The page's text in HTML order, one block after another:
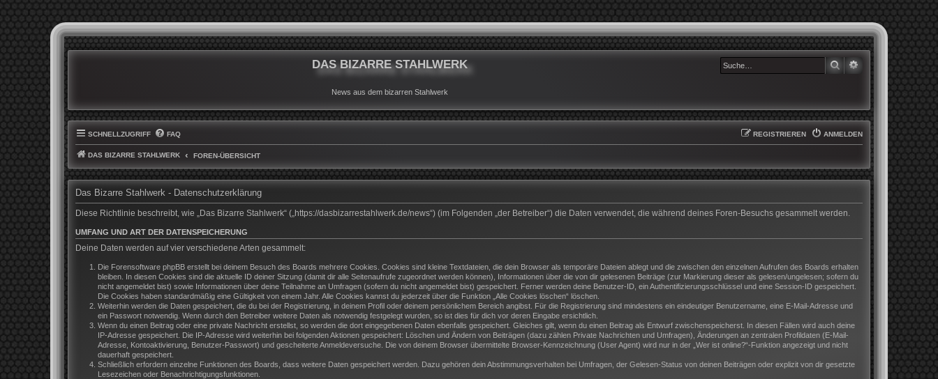
DAS BIZARRE STAHLWERK
News aus dem bizarren Stahlwerk
SUCHE
SCHNELLZUGRIFF FAQ ANMELDEN
REGISTRIEREN
DAS BIZARRE STAHLWERK FOREN-ÜBERSICHT
Das Bizarre Stahlwerk - Datenschutzerklärung
Diese Richtlinie beschreibt, wie „Das Bizarre Stahlwerk“ („https://dasbizarrestahlwerk.de/news“) (im Folgenden „der Betreiber“) die Daten verwendet, die während deines Foren-Besuchs gesammelt werden.
UMFANG UND ART DER DATENSPEICHERUNG
Deine Daten werden auf vier verschiedene Arten gesammelt:
Die Forensoftware phpBB erstellt bei deinem Besuch des Boards mehrere Cookies. Cookies sind kleine Textdateien, die dein Browser als temporäre Dateien ablegt und die zwischen den einzelnen Aufrufen des Boards erhalten
bleiben. In diesen Cookies sind die aktuelle ID deiner Sitzung (damit dir alle Seitenaufrufe zugeordnet werden können), Informationen über die von dir gelesenen Beiträge (zur Markierung dieser als gelesen/ungelesen; sofern du
nicht angemeldet bist) sowie Informationen über deine Teilnahme an Umfragen (sofern du nicht angemeldet bist) gespeichert. Ferner werden deine Benutzer-ID, ein Authentifizierungsschlüssel und eine Session-ID gespeichert.
Die Cookies haben standardmäßig eine Gültigkeit von einem Jahr. Alle Cookies kannst du jederzeit über die Funktion „Alle Cookies löschen“ löschen.
Weiterhin werden die Daten gespeichert, die du bei der Registrierung, in deinem Profil oder deinem persönlichem Bereich angibst. Für die Registrierung sind mindestens ein eindeutiger Benutzername, eine E-Mail-Adresse und
ein Passwort notwendig. Wenn durch den Betreiber weitere Daten als notwendig festgelegt wurden, so ist dies für dich vor deren Eingabe ersichtlich.
Wenn du einen Beitrag oder eine private Nachricht erstellst, so werden die dort eingegebenen Daten ebenfalls gespeichert. Gleiches gilt, wenn du einen Beitrag als Entwurf zwischenspeicherst. In diesen Fällen wird auch deine
IP-Adresse gespeichert. Die IP-Adresse wird weiterhin bei folgenden Aktionen gespeichert: Löschen und Ändern von Beiträgen (dazu zählen Private Nachrichten und Umfragen), Änderungen an zentralen Profildaten (E-Mail-
Adresse, Kontoaktivierung, Benutzer-Passwort) und gescheiterte Anmeldeversuche. Die von deinem Browser übermittelte Browser-Kennzeichnung (User Agent) wird nur in der „Wer ist online?“-Funktion angezeigt und nicht
dauerhaft gespeichert.
Schließlich erfordern einzelne Funktionen des Boards, dass weitere Daten gespeichert werden. Dazu gehören dein Abstimmungsverhalten bei Umfragen, der Gelesen-Status von deinen Beiträgen oder explizit von dir gesetzte
Lesezeichen oder Benachrichtigungsfunktionen.